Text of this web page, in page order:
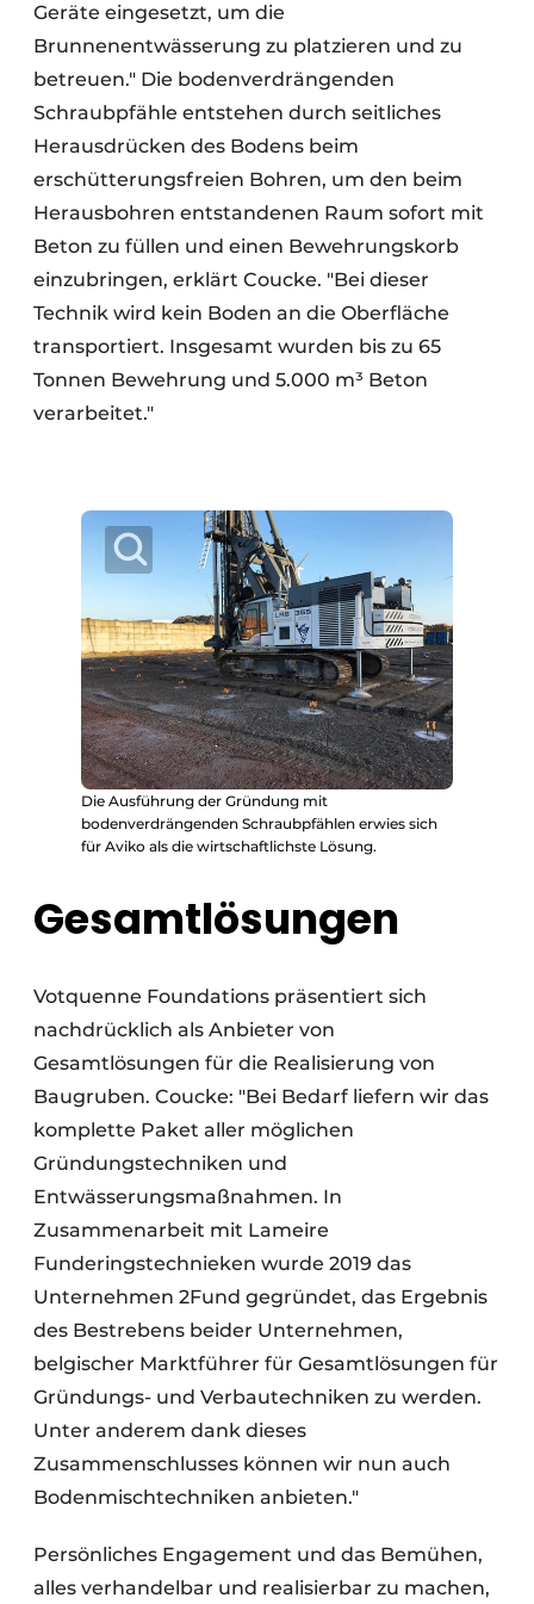
Geräte eingesetzt, um die
Brunnenentwässerung zu platzieren und zu
betreuen." Die bodenverdrängenden
Schraubpfähle entstehen durch seitliches
Herausdrücken des Bodens beim
erschütterungsfreien Bohren, um den beim
Herausbohren entstandenen Raum sofort mit
Beton zu füllen und einen Bewehrungskorb
einzubringen, erklärt Coucke. "Bei dieser
Technik wird kein Boden an die Oberfläche
transportiert. Insgesamt wurden bis zu 65
Tonnen Bewehrung und 5.000 m³ Beton
verarbeitet."
Die Ausführung der Gründung mit
bodenverdrängenden Schraubpfählen erwies sich
für Aviko als die wirtschaftlichste Lösung.
Gesamtlösungen
Votquenne Foundations präsentiert sich
nachdrücklich als Anbieter von
Gesamtlösungen für die Realisierung von
Baugruben. Coucke: "Bei Bedarf liefern wir das
komplette Paket aller möglichen
Gründungstechniken und
Entwässerungsmaßnahmen. In
Zusammenarbeit mit Lameire
Funderingstechnieken wurde 2019 das
Unternehmen 2Fund gegründet, das Ergebnis
des Bestrebens beider Unternehmen,
belgischer Marktführer für Gesamtlösungen für
Gründungs- und Verbautechniken zu werden.
Unter anderem dank dieses
Zusammenschlusses können wir nun auch
Bodenmischtechniken anbieten."
Persönliches Engagement und das Bemühen,
alles verhandelbar und realisierbar zu machen,